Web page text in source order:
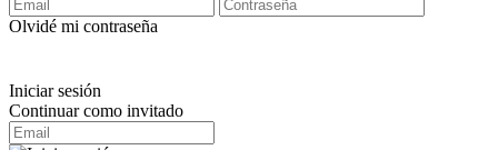
Olvidé mi contraseña
Iniciar sesión
Continuar como invitado